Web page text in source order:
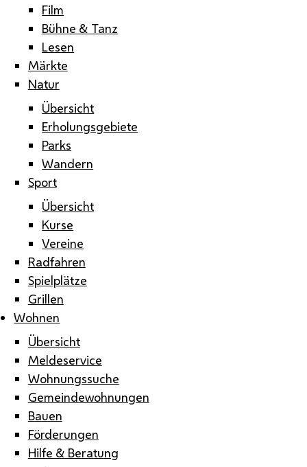
Film
Bühne & Tanz
Lesen
Märkte
Natur
Übersicht
Erholungsgebiete
Parks
Wandern
Sport
Übersicht
Kurse
Vereine
Radfahren
Spielplätze
Grillen
Wohnen
Übersicht
Meldeservice
Wohnungssuche
Gemeindewohnungen
Bauen
Förderungen
Hilfe & Beratung